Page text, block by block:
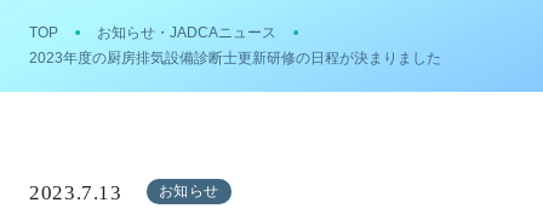
TOP
お知らせ・JADCAニュース
2023年度の厨房排気設備診断士更新研修の日程が決まりました
2023.7.13 お知らせ